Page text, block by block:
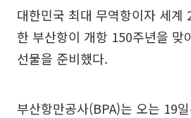
대한민국 최대 무역항이자 세계
한 부산항이 개항 150주년을 맞
선물을 준비했다.
부산항만공사(BPA)는 오는 19